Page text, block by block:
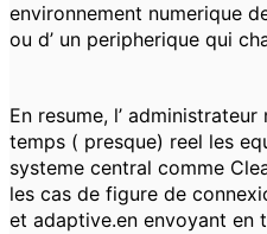
environnement numerique
ou d’ un peripherique qui
En resume, l’
temps ( presque) reel les
systeme central comme
les cas de figure de
et adaptive.en envoyant en